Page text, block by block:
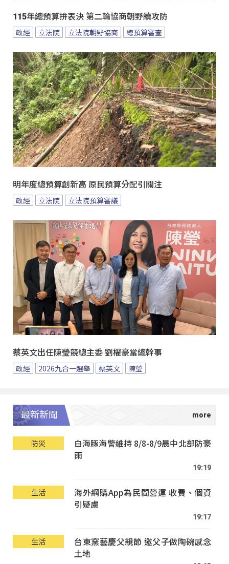
115年總預算拚表決 第二輪協商朝野續攻防
政經 立法院 立法院朝野協商 總預算審查
明年度總預算創新高 原民預算分配引關注
政經 立法院 立法院預算審議
蔡英文出任陳瑩競總主委 劉櫂豪當總幹事
政經 2026九合一選舉 蔡英文 陳瑩
最新新聞
防災
白海豚海警維持 8/8-8/9晨中北部防豪
雨
19:19
生活
海外網購App為民間營運 收費、個資
引疑慮
19:17
生活
台東窯藝慶父親節 邀父子做陶碗感念
土地